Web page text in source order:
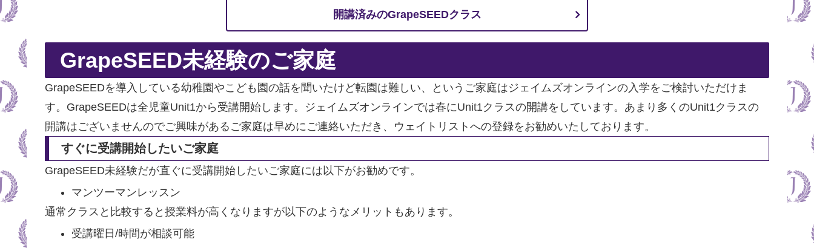
開講済みのGrapeSEEDクラス
GrapeSEED未経験のご家庭
GrapeSEEDを導入している幼稚園やこども園の話を聞いたけど転園は難しい、というご家庭はジェイムズオンラインの入学をご検討いただけま
す。GrapeSEEDは全児童Unit1から受講開始します。ジェイムズオンラインでは春にUnit1クラスの開講をしています。あまり多くのUnit1クラスの
開講はございませんのでご興味があるご家庭は早めにご連絡いただき、ウェイトリストへの登録をお勧めいたしております。
すぐに受講開始したいご家庭
GrapeSEED未経験だが直ぐに受講開始したいご家庭には以下がお勧めです。
マンツーマンレッスン
通常クラスと比較すると授業料が高くなりますが以下のようなメリットもあります。
受講曜日/時間が相談可能